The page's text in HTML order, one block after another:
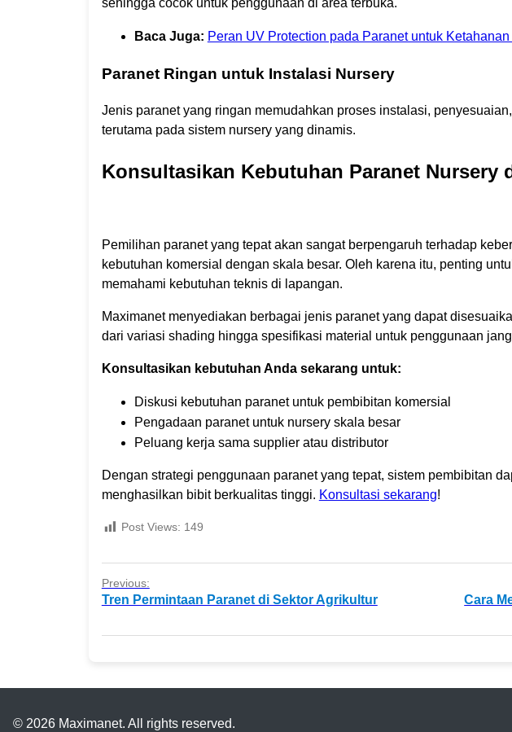
sehingga cocok untuk penggunaan di area terbuka.
Baca Juga: Peran UV Protection pada Paranet untuk
Paranet Ringan untuk Instalasi Nursery
Jenis paranet yang ringan memudahkan proses instalasi,
terutama pada sistem nursery yang dinamis.
Konsultasikan Kebutuhan Paranet Nursery
Pemilihan paranet yang tepat akan sangat berpengaruh terhadap
kebutuhan komersial dengan skala besar. Oleh karena itu, penting
memahami kebutuhan teknis di lapangan.
Maximanet menyediakan berbagai jenis paranet yang dapat
dari variasi shading hingga spesifikasi material untuk penggunaan
Konsultasikan kebutuhan Anda sekarang untuk:
Diskusi kebutuhan paranet untuk pembibitan komersial
Pengadaan paranet untuk nursery skala besar
Peluang kerja sama supplier atau distributor
Dengan strategi penggunaan paranet yang tepat, sistem pembibitan
menghasilkan bibit berkualitas tinggi. Konsultasi sekarang!
Post Views: 149
Previous:
Tren Permintaan Paranet di Sektor Agrikultur
Cara
© 2026 Maximanet. All rights reserved.